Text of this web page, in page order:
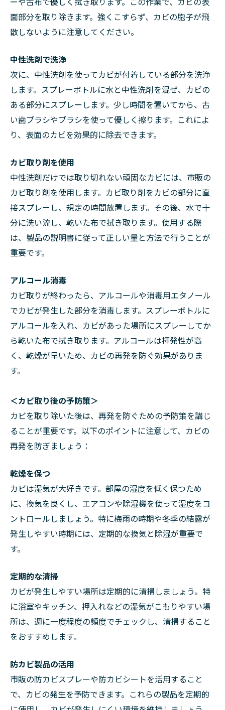
面部分を取り除きます。強くこすらず、カビの胞子が飛
散しないように注意してください。
中性洗剤で洗浄
次に、中性洗剤を使ってカビが付着している部分を洗浄
します。スプレーボトルに水と中性洗剤を混ぜ、カビの
ある部分にスプレーします。少し時間を置いてから、古
い歯ブラシやブラシを使って優しく擦ります。これによ
り、表面のカビを効果的に除去できます。
カビ取り剤を使用
中性洗剤だけでは取り切れない頑固なカビには、市販の
カビ取り剤を使用します。カビ取り剤をカビの部分に直
接スプレーし、規定の時間放置します。その後、水で十
分に洗い流し、乾いた布で拭き取ります。使用する際
は、製品の説明書に従って正しい量と方法で行うことが
重要です。
アルコール消毒
カビ取りが終わったら、アルコールや消毒用エタノール
でカビが発生した部分を消毒します。スプレーボトルに
アルコールを入れ、カビがあった場所にスプレーしてか
ら乾いた布で拭き取ります。アルコールは揮発性が高
く、乾燥が早いため、カビの再発を防ぐ効果がありま
す。
＜カビ取り後の予防策＞
カビを取り除いた後は、再発を防ぐための予防策を講じ
ることが重要です。以下のポイントに注意して、カビの
再発を防ぎましょう：
乾燥を保つ
カビは湿気が大好きです。部屋の湿度を低く保つため
に、換気を良くし、エアコンや除湿機を使って湿度をコ
ントロールしましょう。特に梅雨の時期や冬季の結露が
発生しやすい時期には、定期的な換気と除湿が重要で
す。
定期的な清掃
カビが発生しやすい場所は定期的に清掃しましょう。特
に浴室やキッチン、押入れなどの湿気がこもりやすい場
所は、週に一度程度の頻度でチェックし、清掃すること
をおすすめします。
防カビ製品の活用
市販の防カビスプレーや防カビシートを活用すること
で、カビの発生を予防できます。これらの製品を定期的